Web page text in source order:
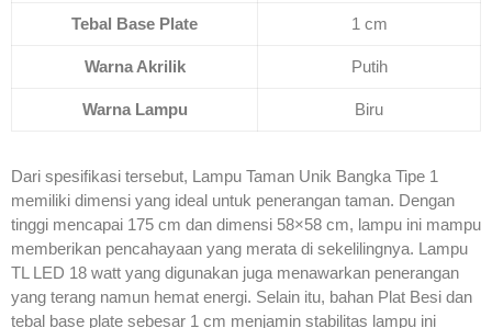
Tebal Base Plate 1 cm
Warna Akrilik Putih
Warna Lampu Biru
Dari spesifikasi tersebut, Lampu Taman Unik Bangka Tipe 1
memiliki dimensi yang ideal untuk penerangan taman. Dengan
tinggi mencapai 175 cm dan dimensi 58×58 cm, lampu ini mampu
memberikan pencahayaan yang merata di sekelilingnya. Lampu
TL LED 18 watt yang digunakan juga menawarkan penerangan
yang terang namun hemat energi. Selain itu, bahan Plat Besi dan
tebal base plate sebesar 1 cm menjamin stabilitas lampu ini